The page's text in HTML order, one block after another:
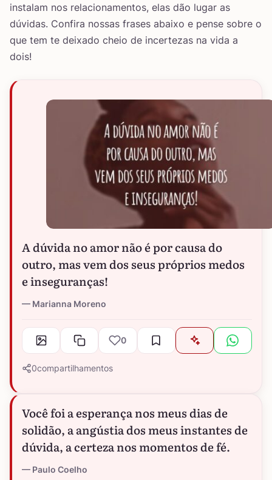
instalam nos relacionamentos, elas dão lugar as
dúvidas. Confira nossas frases abaixo e pense sobre o
que tem te deixado cheio de incertezas na vida a
dois!
A dúvida no amor não é por causa do
outro, mas vem dos seus próprios medos
e inseguranças!
Marianna Moreno
0
0compartilhamentos
Você foi a esperança nos meus dias de
solidão, a angústia dos meus instantes de
dúvida, a certeza nos momentos de fé.
Paulo Coelho